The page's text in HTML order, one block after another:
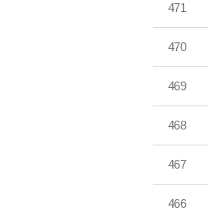
471
470
469
468
467
466